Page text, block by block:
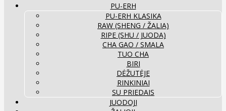
PU-ERH
PU-ERH KLASIKA
RAW (SHENG / ŽALIA)
RIPE (SHU / JUODA)
CHA GAO / SMALA
TUO CHA
BIRI
DĖŽUTĖJE
RINKINIAI
SU PRIEDAIS
JUODOJI